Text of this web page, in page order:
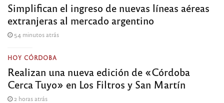
Simplifican el ingreso de nuevas líneas aéreas
extranjeras al mercado argentino
54 minutos atrás
HOY CÓRDOBA
Realizan una nueva edición de «Córdoba
Cerca Tuyo» en Los Filtros y San Martín
2 horas atrás